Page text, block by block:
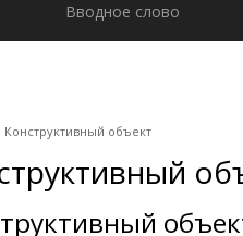
Вводное слово
Конструктивный объект